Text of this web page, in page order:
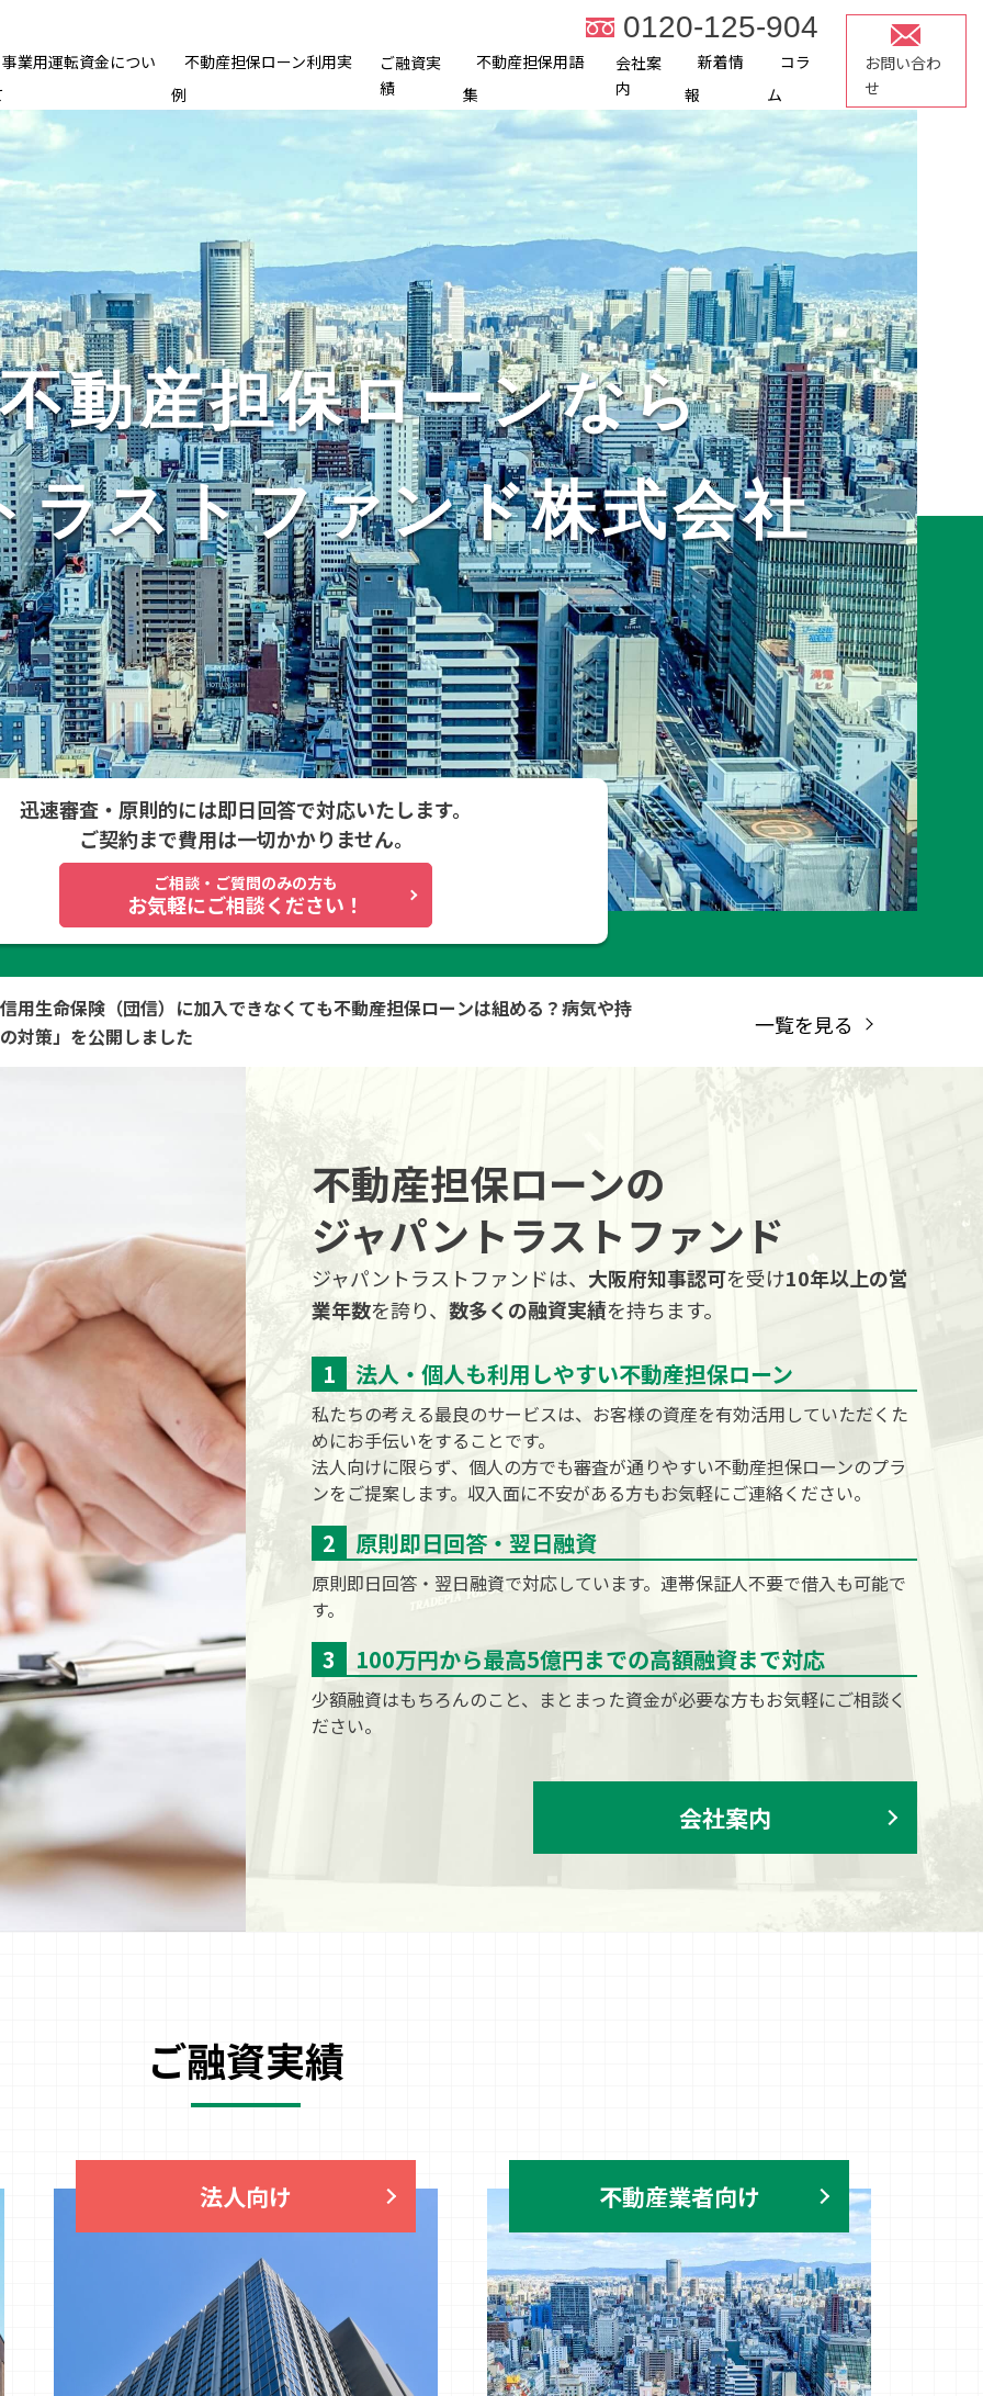
0120-125-904
事業用運転資金につい
不動産担保ローン利用実
例
ご融資実
績
不動産担保用語
集
会社案
内
新着情
報
コラ
ム
お問い合わ
せ
不動産担保ローンなら
ラストファンド株式会社
迅速審査・原則的には即日回答で対応いたします。
ご契約まで費用は一切かかりません。
ご相談・ご質問のみの方も
お気軽にご相談ください！
用生命保険（団信）に加入できなくても不動産担保ローンは組める？病気や持
対策」を公開しました
一覧を見る
不動産担保ローンの
ジャパントラストファンド
ジャパントラストファンドは、 大阪府知事認可を受け10年以上の営
業年数を誇り、 数多くの融資実績を持ちます。
法人・個人も利用しやすい不動産担保ローン
私たちの考える最良のサービスは、お客様の資産を有効活用していただくた
めにお手伝いをすることです。
法人向けに限らず、個人の方でも審査が通りやすい不動産担保ローンのプラ
ンをご提案します。収入面に不安がある方もお気軽にご連絡ください。
原則即日回答・翌日融資
原則即日回答・翌日融資で対応しています。連帯保証人不要で借入も可能で
す。
100万円から最高5億円までの高額融資まで対応
少額融資はもちろんのこと、まとまった資金が必要な方もお気軽にご相談く
ださい。
会社案内
ご融資実績
法人向け 不動産業者向け